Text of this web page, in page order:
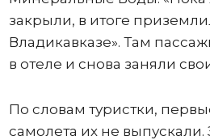
закрыли, в итоге
Владикавказе». Там
в отеле и снова заняли
По словам туристки,
самолета их не выпускали.